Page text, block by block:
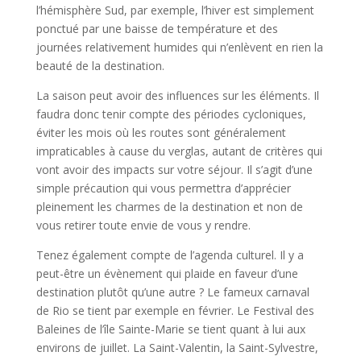
l’hémisphère Sud, par exemple, l’hiver est simplement
ponctué par une baisse de température et des
journées relativement humides qui n’enlèvent en rien la
beauté de la destination.
La saison peut avoir des influences sur les éléments. Il
faudra donc tenir compte des périodes cycloniques,
éviter les mois où les routes sont généralement
impraticables à cause du verglas, autant de critères qui
vont avoir des impacts sur votre séjour. Il s’agit d’une
simple précaution qui vous permettra d’apprécier
pleinement les charmes de la destination et non de
vous retirer toute envie de vous y rendre.
Tenez également compte de l’agenda culturel. Il y a
peut-être un évènement qui plaide en faveur d’une
destination plutôt qu’une autre ? Le fameux carnaval
de Rio se tient par exemple en février. Le Festival des
Baleines de l’île Sainte-Marie se tient quant à lui aux
environs de juillet. La Saint-Valentin, la Saint-Sylvestre,